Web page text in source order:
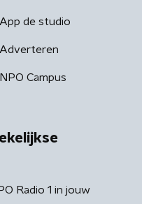
App de studio
Adverteren
NPO Campus
Radio 1 in jouw